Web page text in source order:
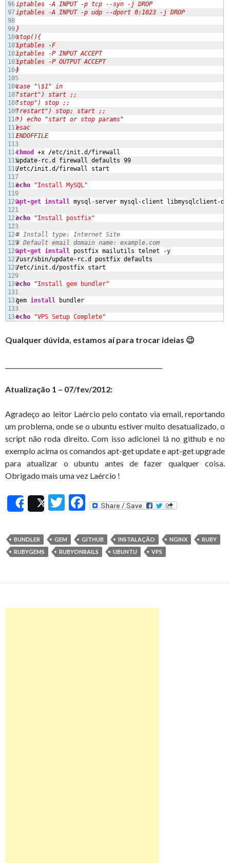
96
97
98
99
100
101
102
103
104
105
106
107
108
109
110
111
112
113
114
115
116
117
118
119
120
121
122
123
124
125
126
127
128
129
130
131
132
133
iptables -A INPUT -p tcp --syn -j DROP
iptables -A INPUT -p udp --dport 0:1023 -j DROP
}
stop(){
iptables -F
iptables -P INPUT ACCEPT
iptables -P OUTPUT ACCEPT
}
case "\$1" in
"start") start ;;
"stop") stop ;;
"restart") stop; start ;;
*) echo "start or stop params"
esac
ENDOFFILE
chmod +x /etc/init.d /firewall
update-rc.d firewall defaults 99
/etc/init.d /firewall start
echo "Install MySQL"
apt-get install mysql-server mysql-client libmysqlclient-
echo "Install postfix"
# Install type: Internet Site
# Default email domain name: example.com
apt-get install postfix mailutils telnet
-y
/usr/sbin/
/etc/init.d /postfix start
echo "Install gem bundler"
gem install bundler
echo "VPS Setup Complete"
Qualquer dúvida, estamos aí para trocar ideias 😉
Atualização 1 – 07/fev/2012:
Agradeço ao leitor Laércio pelo contato via email, reportando
um problema, onde se o ubuntu estiver muito desatualizado, o
script não roda direito. Com isso adicionei lá no github e no
exemplo acima os comandos apt-get update e apt-get upgrade
para atualizar o ubuntu antes de fazer qualquer coisa.
Obrigado mais uma vez Laércio !
SharePostT
itt
er
F
e
b
o
BUNDLER GEM GITHUB INSTALAÇÃO NGINX
RUBY
RUBYGEMS
RUBYONRAILS UBUNTU VPS